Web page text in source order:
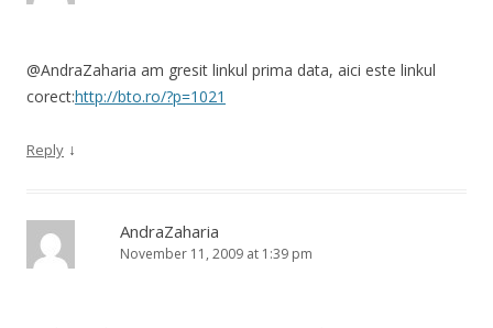
@AndraZaharia am gresit linkul prima data, aici este linkul
corect:http://bto.ro/?p=1021
Reply ↓
AndraZaharia
November 11, 2009 at 1:39 pm